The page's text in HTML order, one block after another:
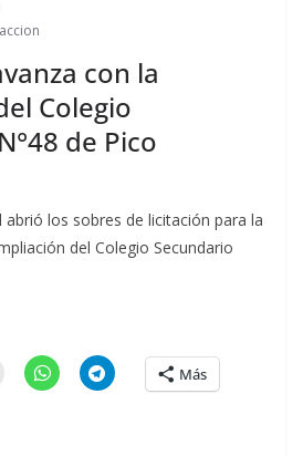
con la
Colegio
de Pico
abrió los sobres de licitación para la
del Colegio Secundario
Más